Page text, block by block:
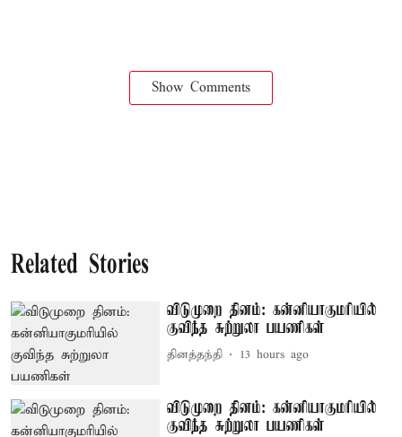
Show Comments
Related Stories
விடுமுறை தினம்: கன்னியாகுமரியில்
குவிந்த சுற்றுலா பயணிகள்
தினத்தந்தி 13 hours ago
விடுமுறை தினம்: கன்னியாகுமரியில்
குவிந்த சுற்றுலா பயணிகள்